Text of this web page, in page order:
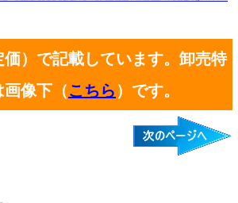
）で記載しています。卸売特
画像下（こちら ）です。